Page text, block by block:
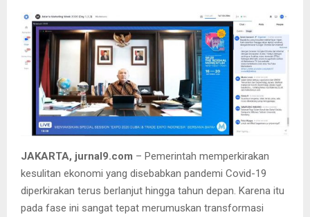
JAKARTA, jurnal9.com – Pemerintah memperkirakan
kesulitan ekonomi yang disebabkan pandemi Covid-19
diperkirakan terus berlanjut hingga tahun depan. Karena itu
pada fase ini sangat tepat merumuskan transformasi